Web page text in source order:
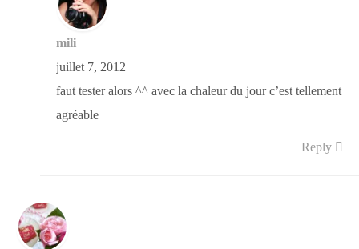
mili
juillet 7, 2012
faut tester alors ^^ avec la chaleur du jour c’est tellement
agréable
Reply